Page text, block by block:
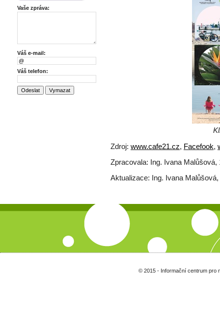
Vaše zpráva:
Váš e-mail:
Váš telefon:
Zdroj: www.cafe21.cz, Facefook,
Zpracovala: Ing. Ivana Malůšová,
Aktualizace: Ing. Ivana Malůšová,
© 2015 - Informační centrum pro